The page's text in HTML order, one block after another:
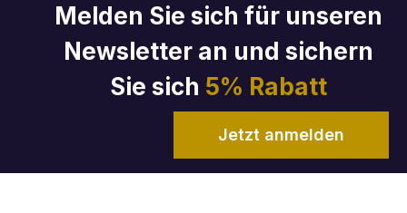
Melden Sie sich für unseren
Newsletter an und sichern
Sie sich 5% Rabatt
Jetzt anmelden